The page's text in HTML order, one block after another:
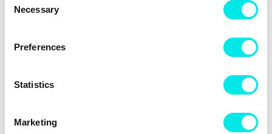
Selection
Necessary
Preferences
Statistics
Marketing
120 120 10
Maila vår kundtjänst